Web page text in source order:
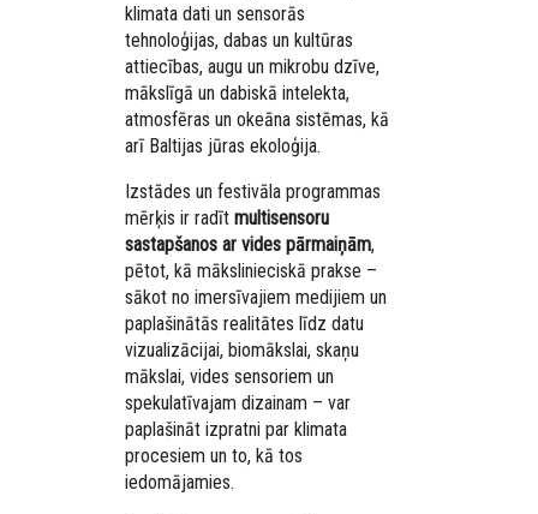
klimata dati un sensorās
tehnoloģijas, dabas un kultūras
attiecības, augu un mikrobu dzīve,
mākslīgā un dabiskā intelekta,
atmosfēras un okeāna sistēmas, kā
arī Baltijas jūras ekoloģija.
Izstādes un festivāla programmas
mērķis ir radīt multisensoru
sastapšanos ar vides pārmaiņām,
pētot, kā mākslinieciskā prakse –
sākot no imersīvajiem medijiem un
paplašinātās realitātes līdz datu
vizualizācijai, biomākslai, skaņu
mākslai, vides sensoriem un
spekulatīvajam dizainam – var
paplašināt izpratni par klimata
procesiem un to, kā tos
iedomājamies.